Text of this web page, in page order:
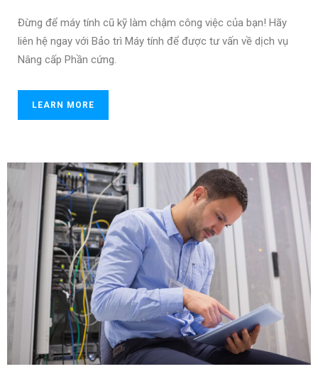
Đừng để máy tính cũ kỹ làm chậm công việc của bạn! Hãy
liên hệ ngay với Bảo trì Máy tính để được tư vấn về dịch vụ
Nâng cấp Phần cứng.
LEARN MORE